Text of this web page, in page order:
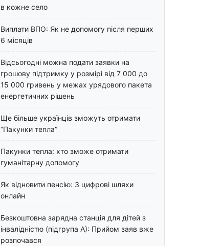
в кожне село
Виплати ВПО: Як не допомогу після перших
6 місяців
Відсьогодні можна подати заявки на
грошову підтримку у розмірі від 7 000 до
15 000 гривень у межах урядового пакета
енергетичних рішень
Ще більше українців зможуть отримати
“Пакунки тепла”
Пакунки тепла: хто зможе отримати
гуманітарну допомогу
Як відновити пенсію: 3 цифрові шляхи
онлайн
Безкоштовна зарядна станція для дітей з
інвалідністю (підгрупа А): Прийом заяв вже
розпочався